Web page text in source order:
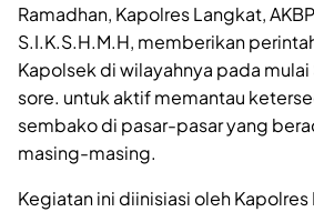
Ramadhan, Kapolres Langkat,
S.I.K.S.H.M.H, memberikan
Kapolsek di wilayahnya pada
sore. untuk aktif memantau
sembako di pasar-pasar yang
masing-masing.
Kegiatan ini diinisiasi oleh